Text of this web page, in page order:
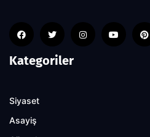
Kategoriler
Siyaset
Asayiş